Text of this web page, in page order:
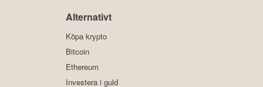
Alternativt
Köpa krypto
Bitcoin
Ethereum
Investera i guld